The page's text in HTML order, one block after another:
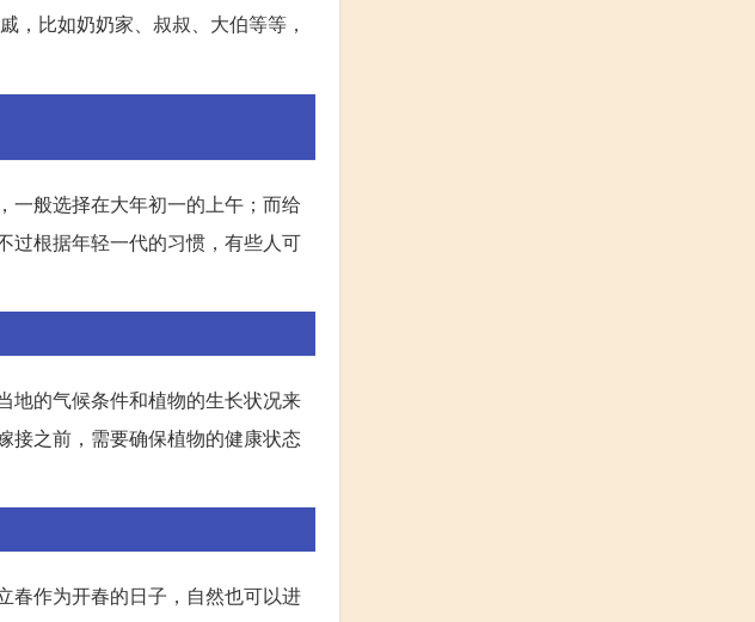
，比如奶奶家、叔叔、大伯等等，
一般选择在大年初一的上午；而给
过根据年轻一代的习惯，有些人可
地的气候条件和植物的生长状况来
接之前，需要确保植物的健康状态
春作为开春的日子，自然也可以进